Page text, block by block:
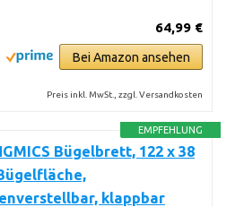
64,99 €
Bei Amazon ansehen
Preis inkl. MwSt., zzgl. Versandkosten
EMPFEHLUNG
Bügelbrett, 122 x 38
klappbar